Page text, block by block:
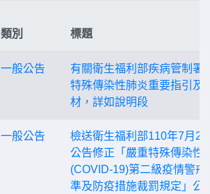
類別 標題
一般公告
有關衛生福利部疾病管制署
特殊傳染性肺炎重要指引及
材，詳如說明段
一般公告
檢送衛生福利部110年7月29
公告修正「嚴重特殊傳染性
(COVID-19)第二級疫情警戒
準及防疫措施裁罰規定」公